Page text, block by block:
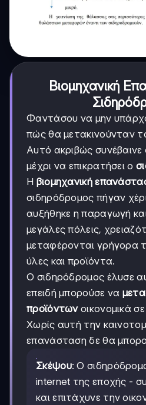
Βιομηχανική
Φαντάσου να μην
πώς θα μετακινούνταν
Αυτό ακριβώς
μέχρι να επικρατήσει ο
Η βιομηχανική
σιδηρόδρομος πήγαν
αυξήθηκε η παραγωγή
μεγάλες πόλεις,
μεταφέρονται γρήγορα
ύλες και προϊόντα.
Ο σιδηρόδρομος έλυσε
επειδή μπορούσε να
προϊόντωνοικονομικά
Χωρίς αυτή την
επανάσταση δε θα
Σκέψου: Ο
internet της εποχής -
και επιτάχυνε την